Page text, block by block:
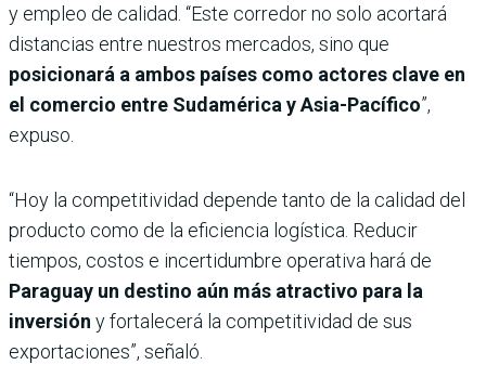
y empleo de calidad. “Este corredor no solo acortará
distancias entre nuestros mercados, sino que
posicionará a ambos países como actores clave en
el comercio entre Sudamérica y Asia-Pacífico”,
expuso.
“Hoy la competitividad depende tanto de la calidad del
producto como de la eficiencia logística. Reducir
tiempos, costos e incertidumbre operativa hará de
Paraguay un destino aún más atractivo para la
inversión y fortalecerá la competitividad de sus
exportaciones”, señaló.